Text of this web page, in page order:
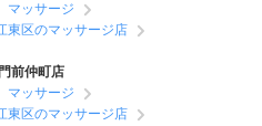
マッサージ
東区のマッサージ店
前仲町店
マッサージ
東区のマッサージ店